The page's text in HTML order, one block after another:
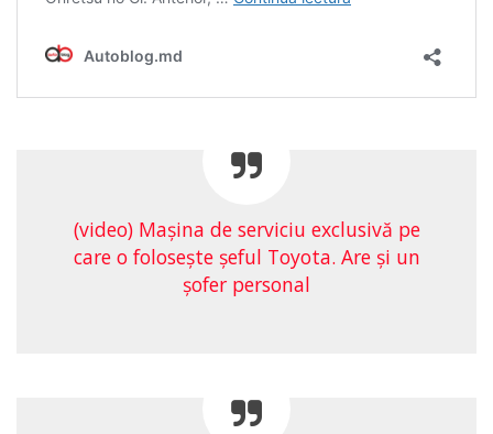
(video) Maşina de serviciu exclusivă pe
care o foloseşte şeful Toyota. Are şi un
şofer personal